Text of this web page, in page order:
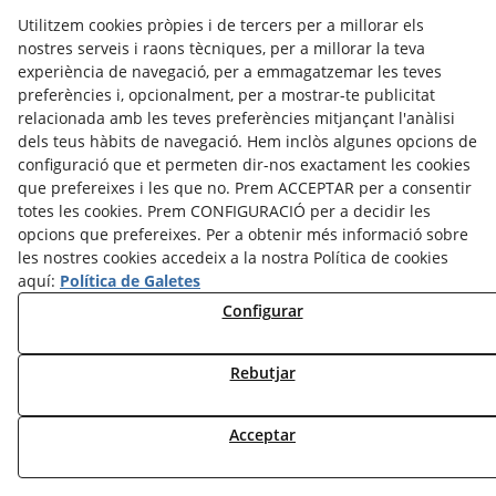
©2026Arrels Poètiques - Tots els drets reservats.
CRÈDITS
CONTACTE
Avís legal
Política Cookies Política de Privacitat
Utilitzem cookies pròpies i de tercers per a millorar els
nostres serveis i raons tècniques, per a millorar la teva
experiència de navegació, per a emmagatzemar les teves
preferències i, opcionalment, per a mostrar-te publicitat
relacionada amb les teves preferències mitjançant l'anàlisi
dels teus hàbits de navegació. Hem inclòs algunes opcions de
configuració que et permeten dir-nos exactament les cookies
que prefereixes i les que no. Prem ACCEPTAR per a consentir
totes les cookies. Prem CONFIGURACIÓ per a decidir les
opcions que prefereixes. Per a obtenir més informació sobre
les nostres cookies accedeix a la nostra Política de cookies
aquí: Política de Galetes
Configurar
Rebutjar
Acceptar